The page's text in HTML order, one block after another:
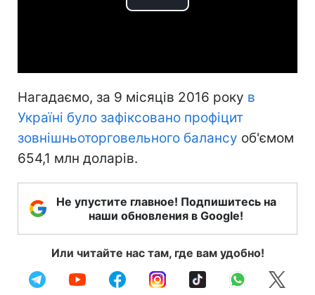
Play
Нагадаємо, за 9 місяців 2016 року в
Україні було зафіксовано профіцит
зовнішньоторговельного балансу об'ємом
654,1 млн доларів.
Не упустите главное! Подпишитесь на
наши обновления в Google!
Или читайте нас там, где вам удобно!